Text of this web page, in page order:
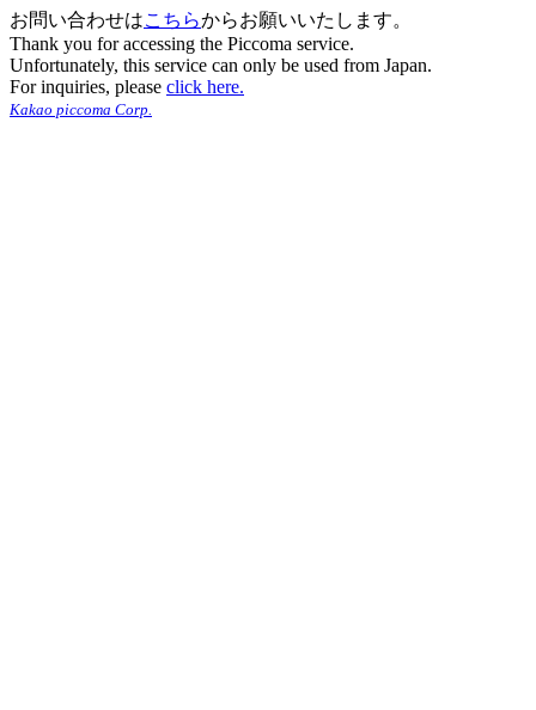
お問い合わせはこちらからお願いいたします。
Thank you for accessing the Piccoma service.
Unfortunately, this service can only be used from Japan.
For inquiries, please click here.
Kakao piccoma Corp.